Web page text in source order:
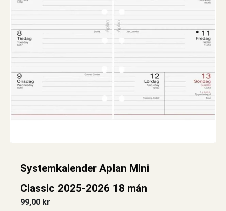
Systemkalender Aplan Mini
Classic 2025-2026 18 mån
99,00 kr